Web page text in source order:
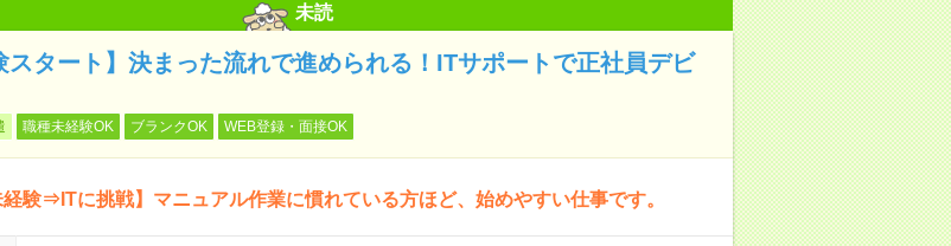
未読
スタート】決まった流れで進められる！ITサポートで正社員デビ
職種未経験OK ブランクOK WEB登録・面接OK
経験⇒ITに挑戦】マニュアル作業に慣れている方ほど、始めやすい仕事です。